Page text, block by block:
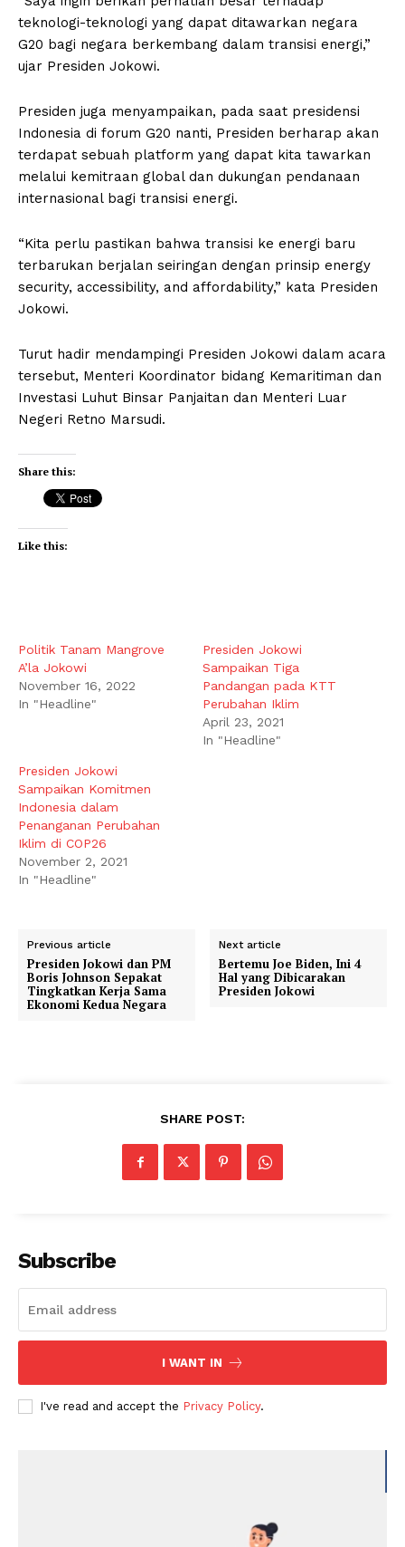
teknologi-teknologi yang dapat ditawarkan negara
G20 bagi negara berkembang dalam transisi energi,”
ujar Presiden Jokowi.
Presiden juga menyampaikan, pada saat presidensi
Indonesia di forum G20 nanti, Presiden berharap akan
terdapat sebuah platform yang dapat kita tawarkan
melalui kemitraan global dan dukungan pendanaan
internasional bagi transisi energi.
“Kita perlu pastikan bahwa transisi ke energi baru
terbarukan berjalan seiringan dengan prinsip energy
security, accessibility, and affordability,” kata Presiden
Jokowi.
Turut hadir mendampingi Presiden Jokowi dalam acara
tersebut, Menteri Koordinator bidang Kemaritiman dan
Investasi Luhut Binsar Panjaitan dan Menteri Luar
Negeri Retno Marsudi.
Share this:
Like this:
Politik Tanam Mangrove
A’la Jokowi
November 16, 2022
In "Headline"
Presiden Jokowi
Sampaikan Tiga
Pandangan pada KTT
Perubahan Iklim
April 23, 2021
In "Headline"
Presiden Jokowi
Sampaikan Komitmen
Indonesia dalam
Penanganan Perubahan
Iklim di COP26
November 2, 2021
In "Headline"
Previous article
Presiden Jokowi dan PM
Boris Johnson Sepakat
Tingkatkan Kerja Sama
Ekonomi Kedua Negara
Next article
Bertemu Joe Biden, Ini 4
Hal yang Dibicarakan
Presiden Jokowi
SHARE POST:
Subscribe
I WANT IN
I've read and accept the Privacy Policy.